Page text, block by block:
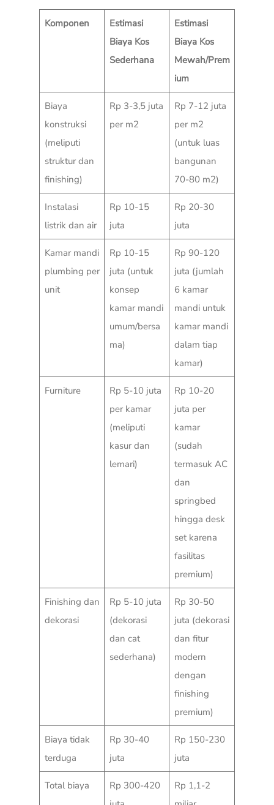
Komponen
Estimasi
Biaya Kos
Sederhana
Estimasi
Biaya Kos
Mewah/Prem
ium
Biaya
konstruksi
(meliputi
struktur dan
finishing)
Rp 3-3,5 juta
per m2
Rp 7-12 juta
per m2
(untuk luas
bangunan
70-80 m2)
Instalasi
listrik dan air
Rp 10-15
juta
Rp 20-30
juta
Kamar mandi
plumbing per
unit
Rp 10-15
juta (untuk
konsep
kamar mandi
umum/bersa
ma)
Rp 90-120
juta (jumlah
6 kamar
mandi untuk
kamar mandi
dalam tiap
kamar)
Furniture
Rp 5-10 juta
per kamar
(meliputi
kasur dan
lemari)
Rp 10-20
juta per
kamar
(sudah
termasuk AC
dan
springbed
hingga desk
set karena
fasilitas
premium)
Finishing dan
dekorasi
Rp 5-10 juta
(dekorasi
dan cat
sederhana)
Rp 30-50
juta (dekorasi
dan fitur
modern
dengan
finishing
premium)
Biaya tidak
terduga
Rp 30-40
juta
Rp 150-230
juta
Total biaya
Rp 300-420
Rp 1,1-2